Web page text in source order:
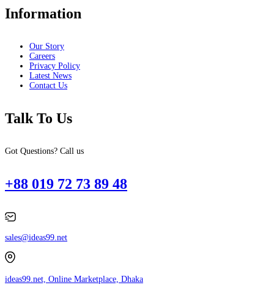
Information
Our Story
Careers
Privacy Policy
Latest News
Contact Us
Talk To Us
Got Questions? Call us
+88 019 72 73 89 48
sales@ideas99.net
ideas99.net, Online Marketplace, Dhaka